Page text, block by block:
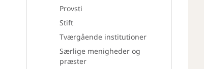
Provsti
Stift
Tværgående institutioner
Særlige menigheder og
præster